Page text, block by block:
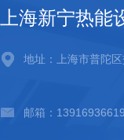
上海新宁热能
地址：上海市普陀
邮箱：